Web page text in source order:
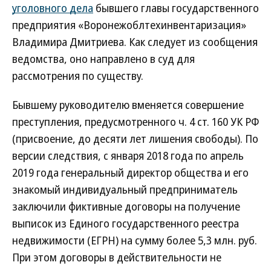
уголовного дела бывшего главы государственного
предприятия «Воронежоблтехинвентаризация»
Владимира Дмитриева. Как следует из сообщения
ведомства, оно направлено в суд для
рассмотрения по существу.
Бывшему руководителю вменяется совершение
преступления, предусмотренного ч. 4 ст. 160 УК РФ
(присвоение, до десяти лет лишения свободы). По
версии следствия, с января 2018 года по апрель
2019 года генеральный директор общества и его
знакомый индивидуальный предприниматель
заключили фиктивные договоры на получение
выписок из Единого государственного реестра
недвижимости (ЕГРН) на сумму более 5,3 млн. руб.
При этом договоры в действительности не